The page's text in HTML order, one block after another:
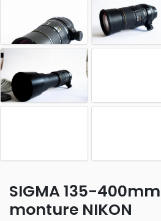
SIGMA 135-
monture NIKON